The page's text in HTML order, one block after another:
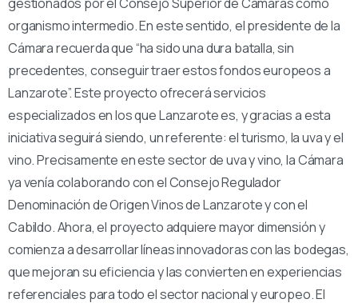
organismo intermedio. En este sentido, el presidente de la
Cámara recuerda que “ha sido una dura batalla, sin
precedentes, conseguir traer estos fondos europeos a
Lanzarote”. Este proyecto ofrecerá servicios
especializados en los que Lanzarote es, y gracias a esta
iniciativa seguirá siendo, un referente: el turismo, la uva y el
vino. Precisamente en este sector de uva y vino, la Cámara
ya venía colaborando con el Consejo Regulador
Denominación de Origen Vinos de Lanzarote y con el
Cabildo. Ahora, el proyecto adquiere mayor dimensión y
comienza a desarrollar líneas innovadoras con las bodegas,
que mejoran su eficiencia y las convierten en experiencias
referenciales para todo el sector nacional y europeo. El